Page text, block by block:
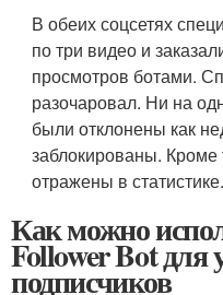
В обеих соцсетях
по три видео и
просмотров ботами.
разочаровал. Ни на
были отклонены как
заблокированы.
отражены в статистике.
Как можно
Follower Bot для
подписчиков